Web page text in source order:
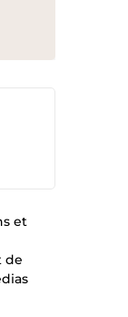
et
de